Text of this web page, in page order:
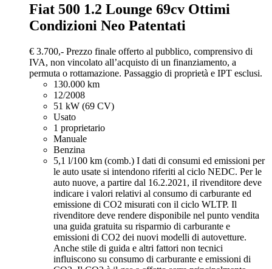
Fiat 500 1.2 Lounge 69cv Ottimi
Condizioni Neo Patentati
€ 3.700,- Prezzo finale offerto al pubblico, comprensivo di
IVA, non vincolato all’acquisto di un finanziamento, a
permuta o rottamazione. Passaggio di proprietà e IPT esclusi.
130.000 km
12/2008
51 kW (69 CV)
Usato
1 proprietario
Manuale
Benzina
5,1 l/100 km (comb.) I dati di consumi ed emissioni per
le auto usate si intendono riferiti al ciclo NEDC. Per le
auto nuove, a partire dal 16.2.2021, iI rivenditore deve
indicare i valori relativi al consumo di carburante ed
emissione di CO2 misurati con il ciclo WLTP. Il
rivenditore deve rendere disponibile nel punto vendita
una guida gratuita su risparmio di carburante e
emissioni di CO2 dei nuovi modelli di autovetture.
Anche stile di guida e altri fattori non tecnici
influiscono su consumo di carburante e emissioni di